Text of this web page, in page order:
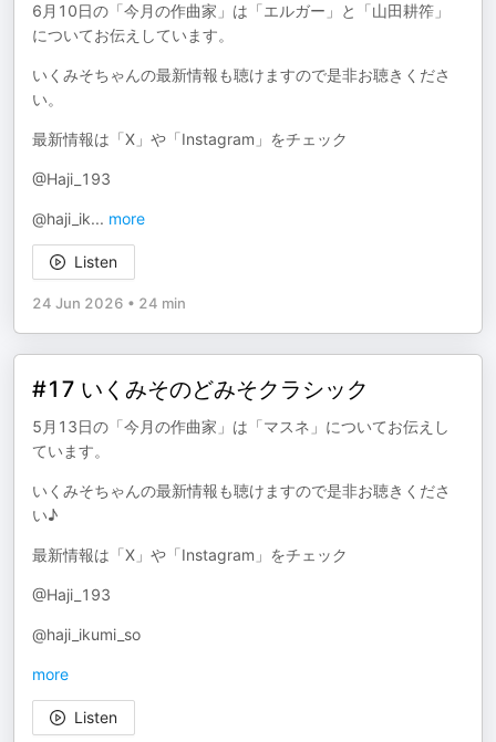
6月10日の「今月の作曲家」は「エルガー」と「山田耕筰」
についてお伝えしています。
いくみそちゃんの最新情報も聴けますので是非お聴きくださ
い。
最新情報は「X」や「Instagram」をチェック
@Haji_193
@haji_ik... more
Listen
24 Jun 2026 • 24 min
#17 いくみそのどみそクラシック
5月13日の「今月の作曲家」は「マスネ」についてお伝えし
ています。
いくみそちゃんの最新情報も聴けますので是非お聴きくださ
い♪
最新情報は「X」や「Instagram」をチェック
@Haji_193
@haji_ikumi_so
more
Listen